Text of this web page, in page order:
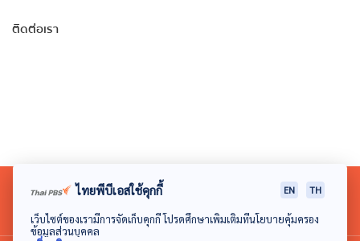
ติดต่อเรา
ไทยพีบีเอสใช้คุกกี้ EN TH
เว็บไซต์ของเรามีการจัดเก็บคุกกี้ โปรดศึกษาเพิ่มเติมที่นโยบายคุ้มครอง
ข้อมูลส่วนบุคคล